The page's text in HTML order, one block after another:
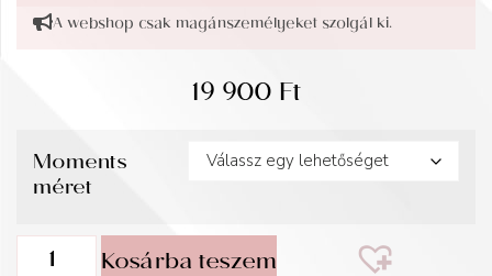
A webshop csak magánszemélyeket szolgál ki.
19 900Ft
Moments
méret
Kosárba teszem